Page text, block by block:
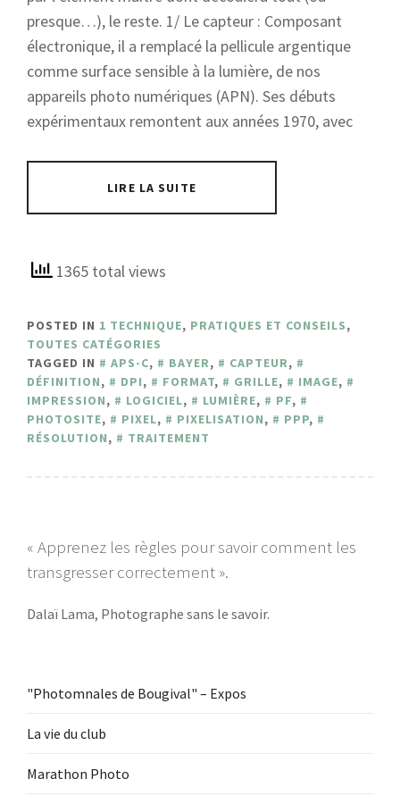
presque…), le reste. 1/ Le capteur : Composant
électronique, il a remplacé la pellicule argentique
comme surface sensible à la lumière, de nos
appareils photo numériques (APN). Ses débuts
expérimentaux remontent aux années 1970, avec
LIRE LA SUITE
1365 total views
POSTED IN 1 TECHNIQUE, PRATIQUES ET CONSEILS,
TOUTES CATÉGORIES
TAGGED IN
APS-C, BAYER, CAPTEUR,
DÉFINITION, DPI, FORMAT, GRILLE, IMAGE,
IMPRESSION, LOGICIEL, LUMIÈRE, PF,
PHOTOSITE, PIXEL, PIXELISATION, PPP,
RÉSOLUTION, TRAITEMENT
« Apprenez les règles pour savoir comment les
transgresser correctement ».
Dalaï Lama, Photographe sans le savoir.
"Photomnales de Bougival" – Expos
La vie du club
Marathon Photo